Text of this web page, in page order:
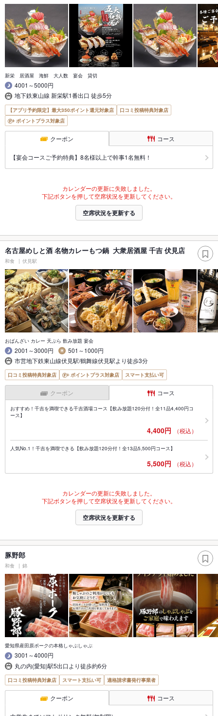
新栄 居酒屋 海鮮 大人数 宴会 貸切
4001～5000円
地下鉄東山線 新栄駅1番出口 徒歩5分
【アプリ予約限定】最大350ポイント還元対象店
口コミ投稿特典対象店
ポイントプラス対象店
クーポン コース
【宴会コースご予約特典】8名様以上で幹事1名無料！
カレンダーの更新に失敗しました。
下記ボタンを押して空席状況を更新してください。
空席状況を更新する
名古屋めしと酒 名物カレーもつ鍋 大衆居酒屋 千吉 伏見店
和食 伏見駅
おばんざい カレー 天ぷら 飲み放題 宴会
2001～3000円
501～1000円
市営地下鉄東山線伏見駅/鶴舞線伏見駅より徒歩3分
口コミ投稿特典対象店 ポイントプラス対象店 スマート支払い可
クーポン コース
おすすめ！千吉を満喫できる千吉酒場コース【飲み放題120分付！全11品4,400円コ
ース】
4,400円 （税込）
人気No.1！千吉を満喫できる【飲み放題120分付！全13品5,500円コース】
5,500円 （税込）
カレンダーの更新に失敗しました。
下記ボタンを押して空席状況を更新してください。
空席状況を更新する
豚野郎
和食 錦
愛知県産田原ポークの本格しゃぶしゃぶ
3001～4000円
丸の内(愛知)駅5出口より徒歩約6分
口コミ投稿特典対象店 スマート支払い可 適格請求書発行事業者
クーポン コース